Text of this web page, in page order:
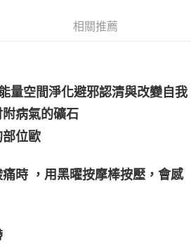
含以上)免運費
相關推薦
量空間淨化避邪認清與改變自我
病氣的礦石
位歐
時 ，用黑曜按摩棒按壓，會感